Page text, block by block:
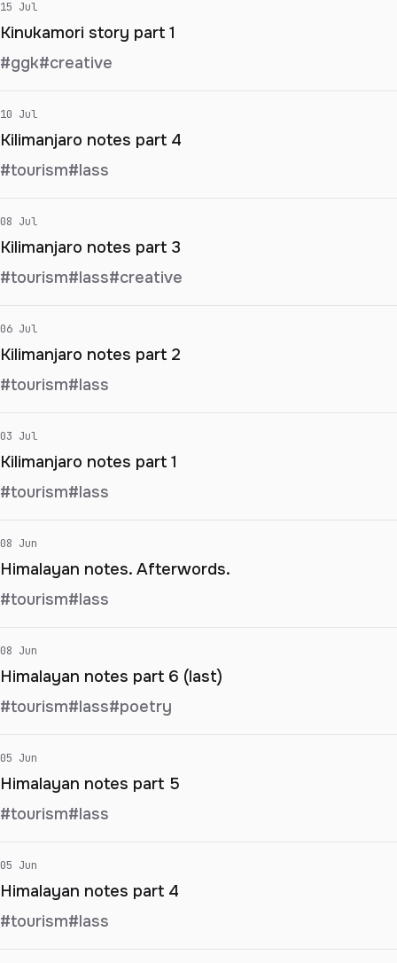
15 Jul
Kinukamori story part 1
#ggk#creative
10 Jul
Kilimanjaro notes part 4
#tourism#lass
08 Jul
Kilimanjaro notes part 3
#tourism#lass#creative
06 Jul
Kilimanjaro notes part 2
#tourism#lass
03 Jul
Kilimanjaro notes part 1
#tourism#lass
08 Jun
Himalayan notes. Afterwords.
#tourism#lass
08 Jun
Himalayan notes part 6 (last)
#tourism#lass#poetry
05 Jun
Himalayan notes part 5
#tourism#lass
05 Jun
Himalayan notes part 4
#tourism#lass